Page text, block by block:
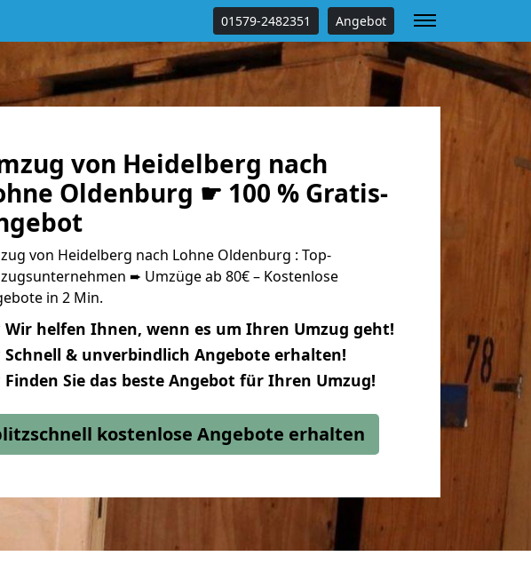
01579-2482351 Angebot
von Heidelberg nach
Oldenburg ☛ 100 % Gratis-
von Heidelberg nach Lohne Oldenburg : Top-
➨ Umzüge ab 80€ – Kostenlose
in 2 Min.
Wir helfen Ihnen, wenn es um Ihren Umzug geht!
Schnell & unverbindlich Angebote erhalten!
Finden Sie das beste Angebot für Ihren Umzug!
kostenlose Angebote erhalten